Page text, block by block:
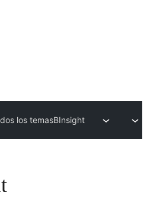
los temasBInsight